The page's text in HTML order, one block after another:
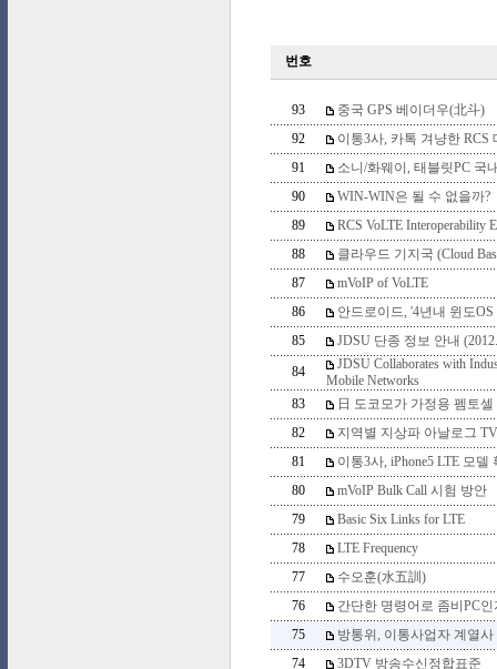
번호
93
중국 GPS 베이더우(北斗)
92
이통3사, 카톡 겨냥한 RCS
91
소니/화웨이, 태블릿PC 국
90
WIN-WIN은 될 수 없을까?
89
RCS VoLTE Interoperability
88
클라우드 기지국 (Cloud
87
mVoIP of VoLTE
86
안드로이드, '4년내 윈도OS
85
JDSU 단종 정보 안내
84
JDSU Collaborates with
Mobile Networks
83
日 도코모가 가정용 펨토셀
82
지역별 지상파 아날로그
81
이통3사, iPhone5 LTE 모델
80
mVoIP Bulk Call 시험 방안
79
Basic Six Links for LTE
78
LTE Frequency
77
수오훈(水五訓)
76
간단한 명령어로 좀비PC인
75
방통위, 이통사업자 계열
74
3DTV 방송수신정합표준